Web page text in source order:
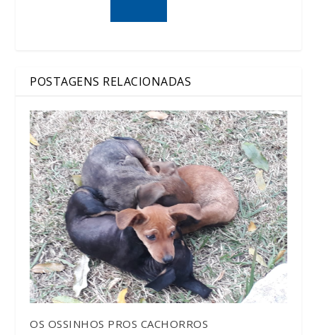
POSTAGENS RELACIONADAS
OS OSSINHOS PROS CACHORROS